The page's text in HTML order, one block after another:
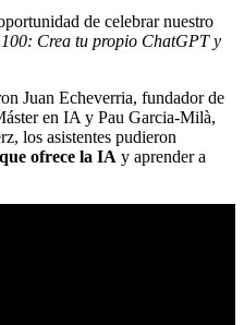
de celebrar nuestro
Crea tu propio ChatGPT y
Juan Echeverria, fundador de
en IA y Pau Garcia-Milà,
los asistentes pudieron
ofrece la IA y aprender a